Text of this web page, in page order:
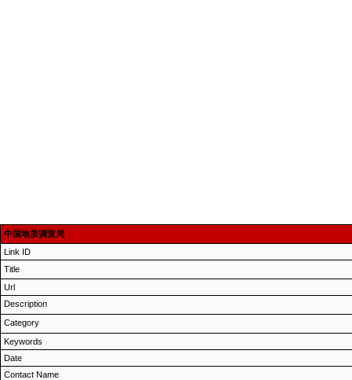
中国地质调查局
Link ID
Title
Url
Description
Category
Keywords
Date
Contact Name